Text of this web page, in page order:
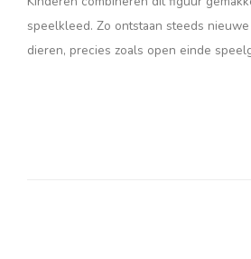
speelkleed. Zo ontstaan steeds
dieren, precies zoals open einde